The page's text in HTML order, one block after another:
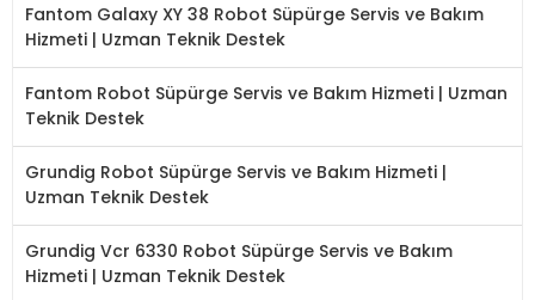
Fantom Galaxy XY 38 Robot Süpürge Servis ve Bakım
Hizmeti | Uzman Teknik Destek
Fantom Robot Süpürge Servis ve Bakım Hizmeti | Uzman
Teknik Destek
Grundig Robot Süpürge Servis ve Bakım Hizmeti |
Uzman Teknik Destek
Grundig Vcr 6330 Robot Süpürge Servis ve Bakım
Hizmeti | Uzman Teknik Destek